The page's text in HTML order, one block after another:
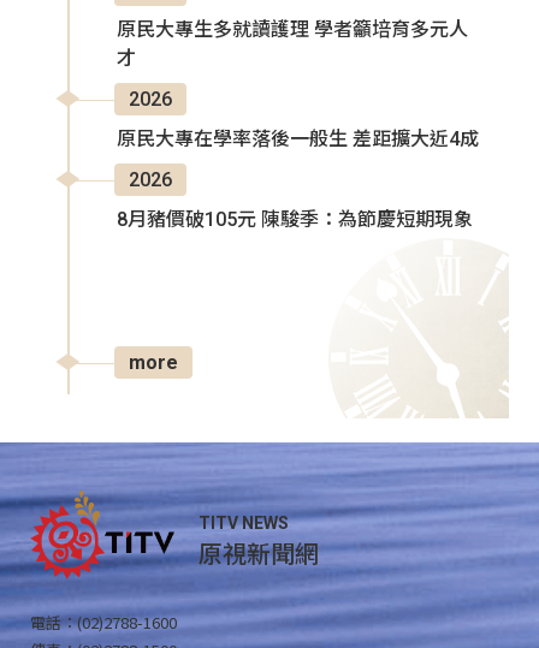
原民大專生多就讀護理 學者籲培育多元人
才
2026
原民大專在學率落後一般生 差距擴大近4成
2026
8月豬價破105元 陳駿季：為節慶短期現象
more
TITV NEWS
原視新聞網
電話：(02)2788-1600